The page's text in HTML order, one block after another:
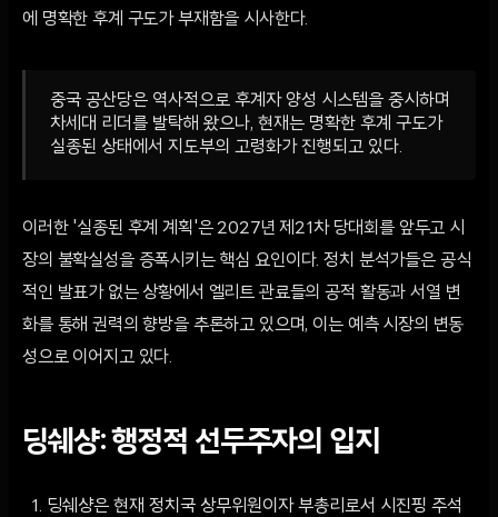
에 명확한 후계 구도가 부재함을 시사한다.
중국 공산당은 역사적으로 후계자 양성 시스템을 중시하며
차세대 리더를 발탁해 왔으나, 현재는 명확한 후계 구도가
실종된 상태에서 지도부의 고령화가 진행되고 있다.
이러한 '실종된 후계 계획'은 2027년 제21차 당대회를 앞두고 시
장의 불확실성을 증폭시키는 핵심 요인이다. 정치 분석가들은 공식
적인 발표가 없는 상황에서 엘리트 관료들의 공적 활동과 서열 변
화를 통해 권력의 향방을 추론하고 있으며, 이는 예측 시장의 변동
성으로 이어지고 있다.
딩쉐샹: 행정적 선두주자의 입지
딩쉐샹은 현재 정치국 상무위원이자 부총리로서 시진핑 주석